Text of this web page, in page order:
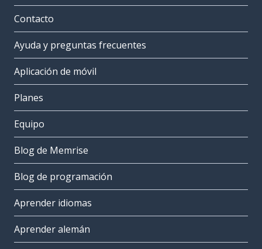
Contacto
Ayuda y preguntas frecuentes
Aplicación de móvil
Planes
Equipo
Blog de Memrise
Blog de programación
Aprender idiomas
Aprender alemán